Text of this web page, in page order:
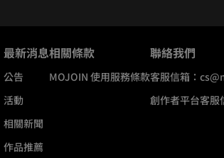
最新消息
公告
活動
相關新聞
作品推薦
相關條款
MOJOIN 使用服務條款
聯絡我們
客服信箱：
創作者平台客服